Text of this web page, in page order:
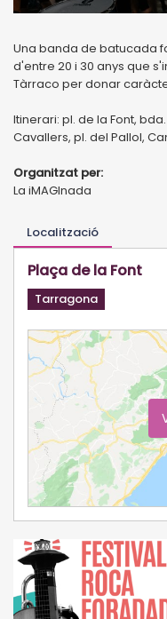
Una banda de batucada
d'entre 20 i 30 anys que
Tàrraco per donar
Itinerari: pl. de la Font,
Cavallers, pl. del Pallol,
Organitzat per:
La iMAGInada
Localització
Plaça de la Font
Tarragona